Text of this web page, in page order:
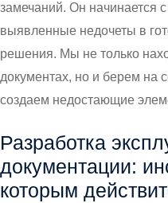
замечаний. Он начинается
выявленные недочеты в
решения. Мы не только
документах, но и берем на
создаем недостающие
Разработка
документации:
которым